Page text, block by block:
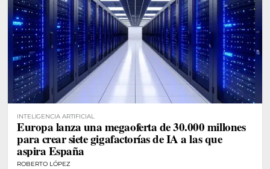
INTELIGENCIA ARTIFICIAL
Europa lanza una megaoferta de 30.000 millones
para crear siete gigafactorías de IA a las que
aspira España
ROBERTO LÓPEZ